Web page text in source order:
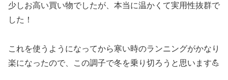
少しお高い買い物でしたが、本当に温かくて実用性抜群で
した！
これを使うようになってから寒い時のランニングがかなり
楽になったので、この調子で冬を乗り切ろうと思います💪